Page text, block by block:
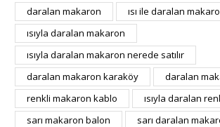
daralan makaron
ısı ile daralan
ısıyla daralan makaron
ısıyla daralan makaron nerede satılır
daralan makaron karaköy
daralan
renkli makaron kablo
ısıyla daralan
sarı makaron balon
sarı daralan